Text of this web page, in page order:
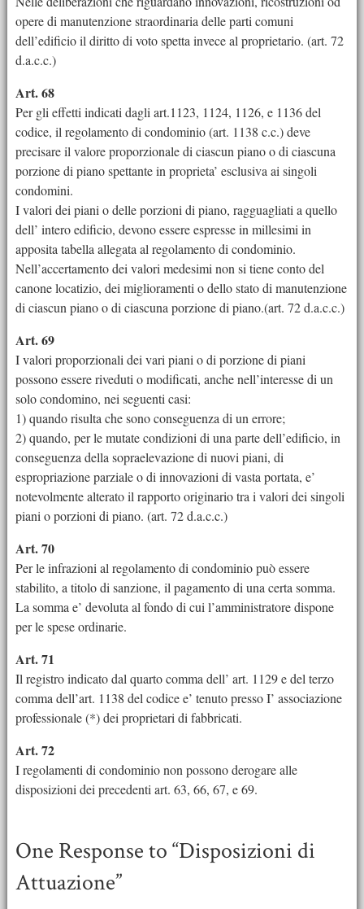
opere di manutenzione straordinaria delle parti comuni
dell’edificio il diritto di voto spetta invece al proprietario. (art. 72
d.a.c.c.)
Art. 68
Per gli effetti indicati dagli art.1123, 1124, 1126, e 1136 del
codice, il regolamento di condominio (art. 1138 c.c.) deve
precisare il valore proporzionale di ciascun piano o di ciascuna
porzione di piano spettante in proprieta’ esclusiva ai singoli
condomini.
I valori dei piani o delle porzioni di piano, ragguagliati a quello
dell’ intero edificio, devono essere espresse in millesimi in
apposita tabella allegata al regolamento di condominio.
Nell’accertamento dei valori medesimi non si tiene conto del
canone locatizio, dei miglioramenti o dello stato di manutenzione
di ciascun piano o di ciascuna porzione di piano.(art. 72 d.a.c.c.)
Art. 69
I valori proporzionali dei vari piani o di porzione di piani
possono essere riveduti o modificati, anche nell’interesse di un
solo condomino, nei seguenti casi:
1) quando risulta che sono conseguenza di un errore;
2) quando, per le mutate condizioni di una parte dell’edificio, in
conseguenza della sopraelevazione di nuovi piani, di
espropriazione parziale o di innovazioni di vasta portata, e’
notevolmente alterato il rapporto originario tra i valori dei singoli
piani o porzioni di piano. (art. 72 d.a.c.c.)
Art. 70
Per le infrazioni al regolamento di condominio può essere
stabilito, a titolo di sanzione, il pagamento di una certa somma.
La somma e’ devoluta al fondo di cui l’amministratore dispone
per le spese ordinarie.
Art. 71
Il registro indicato dal quarto comma dell’ art. 1129 e del terzo
comma dell’art. 1138 del codice e’ tenuto presso I’ associazione
professionale (*) dei proprietari di fabbricati.
Art. 72
I regolamenti di condominio non possono derogare alle
disposizioni dei precedenti art. 63, 66, 67, e 69.
One Response to “Disposizioni di
Attuazione”